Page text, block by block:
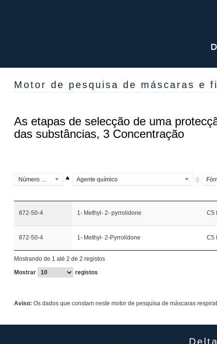
Motor de pesquisa de máscaras e
As etapas de selecção de uma
das substâncias, 3 Concentração
Número CAS Agente químico
872-50-4 1- Methyl- 2- pyrrolidone C5
872-50-4 1- Methyl- 2-Pyrrolidone C5
Mostrando de 1 até 2 de 2 registos
Mostrar
registos
Aviso: Os dados que constam neste motor de pesquisa de máscaras